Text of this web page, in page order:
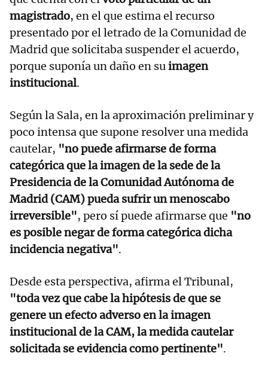
magistrado, en el que estima el recurso
presentado por el letrado de la Comunidad de
Madrid que solicitaba suspender el acuerdo,
porque suponía un daño en suimagen
institucional.
Según la Sala, en la aproximación preliminar y
poco intensa que supone resolver una medida
cautelar, "no puede afirmarse de forma
categórica que la imagen de la sede de la
Presidencia de la Comunidad Autónoma de
Madrid (CAM) pueda sufrir un menoscabo
irreversible", pero sí puede afirmarse que "no
es posible negar de forma categórica dicha
incidencia negativa".
Desde esta perspectiva, afirma el Tribunal,
"toda vez que cabe la hipótesis de que se
genere un efecto adverso en la imagen
institucional de la CAM, la medida cautelar
solicitada se evidencia como pertinente".